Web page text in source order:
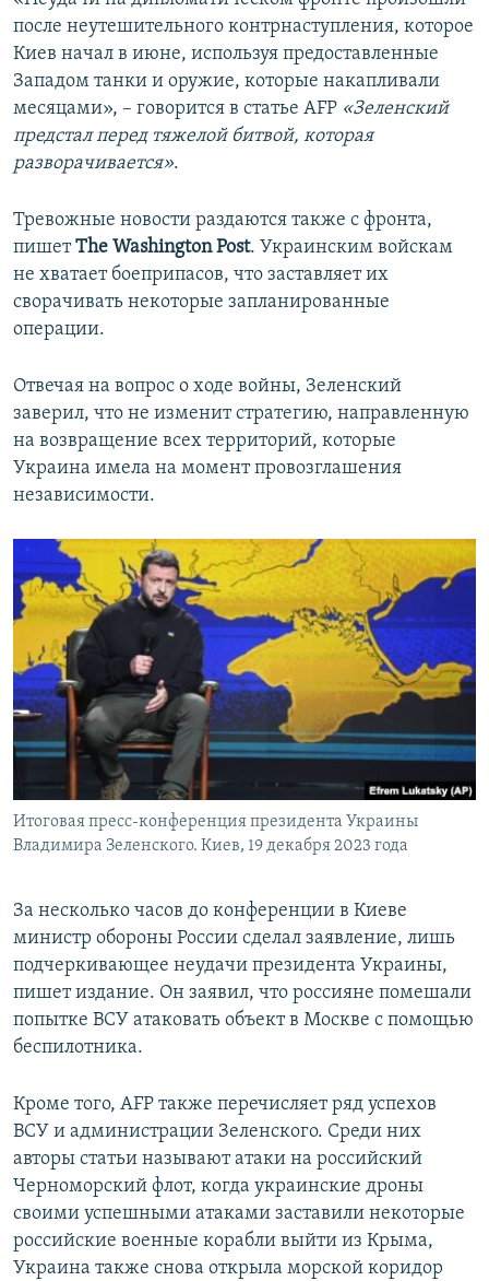
после неутешительного контрнаступления, которое
Киев начал в июне, используя предоставленные
Западом танки и оружие, которые накапливали
месяцами», – говорится в статье AFP «Зеленский
предстал перед тяжелой битвой, которая
разворачивается».
Тревожные новости раздаются также с фронта,
пишетThe Washington Post. Украинским войскам
не хватает боеприпасов, что заставляет их
сворачивать некоторые запланированные
операции.
Отвечая на вопрос о ходе войны, Зеленский
заверил, что не изменит стратегию, направленную
на возвращение всех территорий, которые
Украина имела на момент провозглашения
независимости.
Итоговая пресс-конференция президента Украины
Владимира Зеленского. Киев, 19 декабря 2023 года
За несколько часов до конференции в Киеве
министр обороны России сделал заявление, лишь
подчеркивающее неудачи президента Украины,
пишет издание. Он заявил, что россияне помешали
попытке ВСУ атаковать объект в Москве с помощью
беспилотника.
Кроме того, AFP также перечисляет ряд успехов
ВСУ и администрации Зеленского. Среди них
авторы статьи называют атаки на российский
Черноморский флот, когда украинские дроны
своими успешными атаками заставили некоторые
российские военные корабли выйти из Крыма,
Украина также снова открыла морской коридор